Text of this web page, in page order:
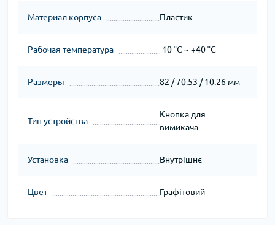
Материал корпуса Пластик
Рабочая температура -10 °C ~ +40 °C
Размеры 82 / 70.53 / 10.26 мм
Тип устройства
Кнопка для
вимикача
Установка Внутрішнє
Цвет Графітовий